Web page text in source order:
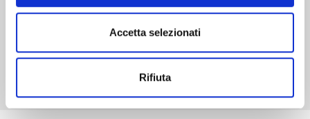
Accetta selezionati
Rifiuta
Mostra tutto